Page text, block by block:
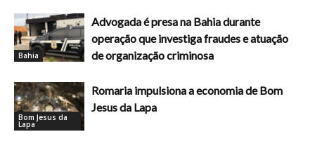
Bahia
Advogada é presa na Bahia durante
operação que investiga fraudes e atuação
de organização criminosa
Bom Jesus da
Lapa
Romaria impulsiona a economia de Bom
Jesus da Lapa